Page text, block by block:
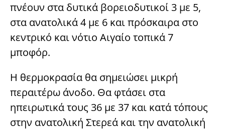
πνέουν στα δυτικά βορειοδυτικοί 3 με 5,
στα ανατολικά 4 με 6 και πρόσκαιρα στο
κεντρικό και νότιο Αιγαίο τοπικά 7
μποφόρ.
Η θερμοκρασία θα σημειώσει μικρή
περαιτέρω άνοδο. Θα φτάσει στα
ηπειρωτικά τους 36 με 37 και κατά τόπους
στην ανατολική Στερεά και την ανατολική